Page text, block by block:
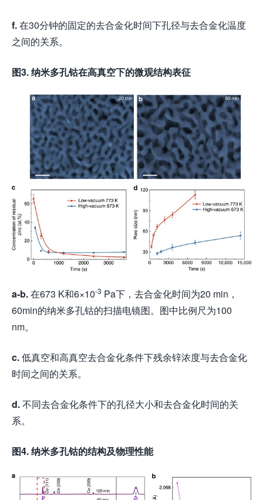
f.在30分钟的固定的去合金化时间下孔径与去合金化温度
之间的关系。
图3. 纳米多孔钴在高真空下的微观结构表征
a-b.在673 K和6×10-3 Pa下，去合金化时间为20 min，
60min的纳米多孔钴的扫描电镜图。图中比例尺为100
nm。
c.低真空和高真空去合金化条件下残余锌浓度与去合金化
时间之间的关系。
d.不同去合金化条件下的孔径大小和去合金化时间的关
系。
图4. 纳米多孔钴的结构及物理性能